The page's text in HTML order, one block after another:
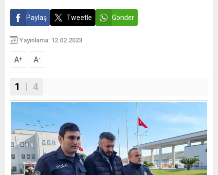
Paylaş Tweetle Gönder
Yayınlama: 12.02.2023
A+ A-
1 | 4